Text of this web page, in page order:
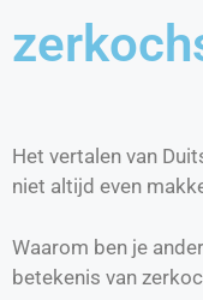
Het vertalen van
niet altijd even
Waarom ben je
betekenis van